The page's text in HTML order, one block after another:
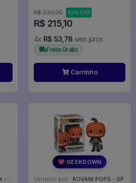
- Naruto Shippuden
R$ 239,00 10% OFF
R$ 215,10
4x R$ 53,78 sem juros
Frete Grátis
Carrinho
💖 GEEKDOWN
Vendido por: ROVANI POPS - SP